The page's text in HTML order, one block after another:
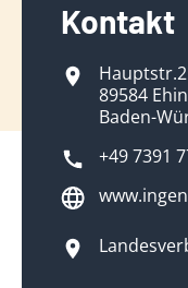
Kontakt
89584
Baden-
+49 7391